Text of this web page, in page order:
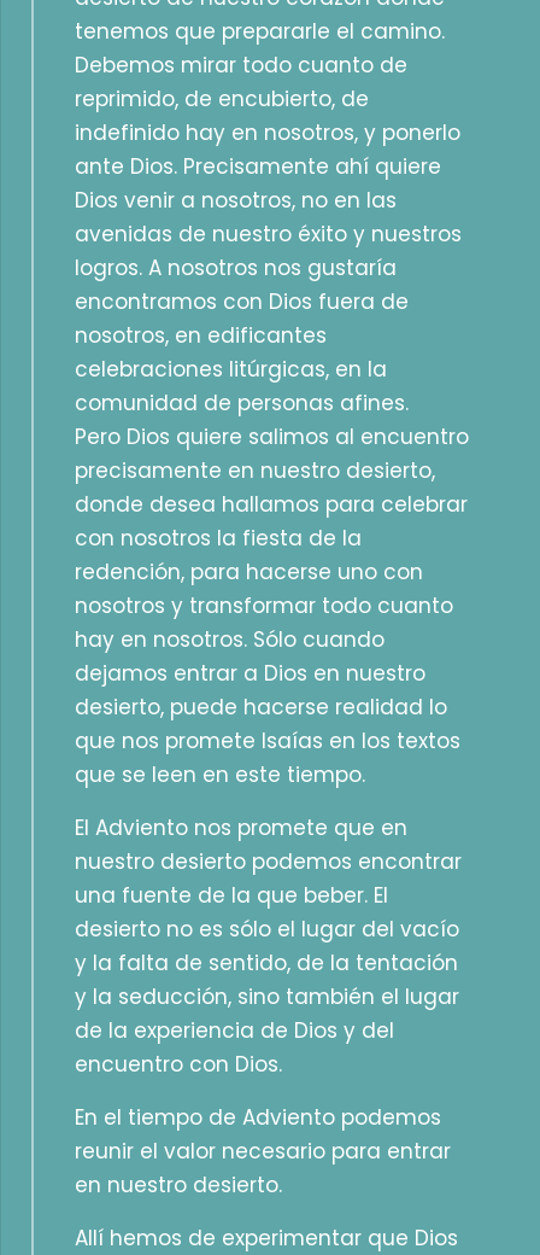
tenemos que prepararle el camino.
Debemos mirar todo cuanto de
reprimido, de encubierto, de
indefinido hay en nosotros, y ponerlo
ante Dios. Precisamente ahí quiere
Dios venir a nosotros, no en las
avenidas de nuestro éxito y nuestros
logros. A nosotros nos gustaría
encontramos con Dios fuera de
nosotros, en edificantes
celebraciones litúrgicas, en la
comunidad de personas afines.
Pero Dios quiere salimos al encuentro
precisamente en nuestro desierto,
donde desea hallamos para celebrar
con nosotros la fiesta de la
redención, para hacerse uno con
nosotros y transformar todo cuanto
hay en nosotros. Sólo cuando
dejamos entrar a Dios en nuestro
desierto, puede hacerse realidad lo
que nos promete Isaías en los textos
que se leen en este tiempo.
El Adviento nos promete que en
nuestro desierto podemos encontrar
una fuente de la que beber. El
desierto no es sólo el lugar del vacío
y la falta de sentido, de la tentación
y la seducción, sino también el lugar
de la experiencia de Dios y del
encuentro con Dios.
En el tiempo de Adviento podemos
reunir el valor necesario para entrar
en nuestro desierto.
Allí hemos de experimentar que Dios